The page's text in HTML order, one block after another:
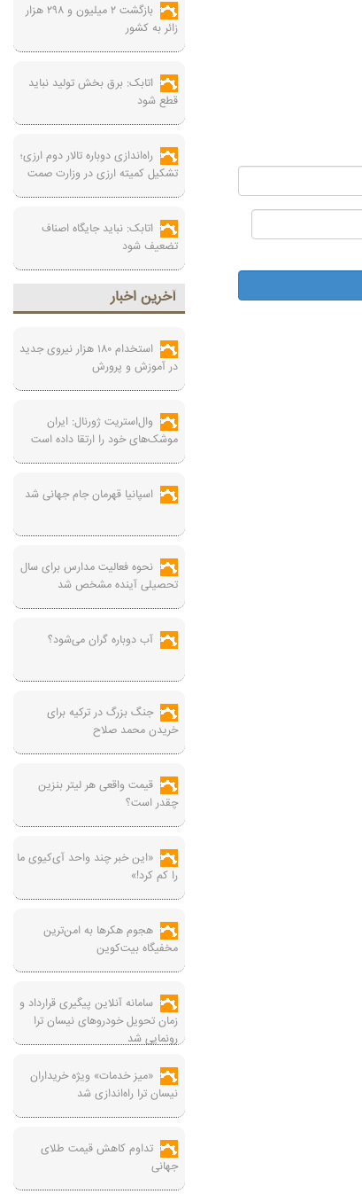
بازگشت ۲ میلیون و ۲۹۸ هزار
زائر به کشور
اتابک: برق بخش تولید نباید
قطع شود
راه‌اندازی دوباره تالار دوم ارزی؛
تشکیل کمیته ارزی در وزارت صمت
اتابک: نباید جایگاه اصناف
تضعیف شود
آخرين اخبار
استخدام ۱۸۰ هزار نیروی جدید
در آموزش‌ و پرورش
وال‌استریت ژورنال: ایران
موشک‌های خود را ارتقا داده است
اسپانیا قهرمان جام جهانی شد
نحوه فعالیت مدارس برای سال
تحصیلی آینده مشخص شد
آب دوباره گران می‌شود؟
جنگ بزرگ در ترکیه برای
خریدن محمد صلاح
قیمت واقعی هر لیتر بنزین
چقدر است؟
«این خبر چند واحد آی‌کیوی ما
را کم کرد!»
هجوم هکرها به امن‌ترین
مخفیگاه بیت‌کوین
سامانه آنلاین پیگیری قرارداد‌ و
زمان تحویل خودرو‌های نیسان ترا
رونمایی شد
«میز خدمات» ویژه خریداران
نیسان ترا راه‌اندازی شد
تداوم کاهش قیمت طلای
جهانی